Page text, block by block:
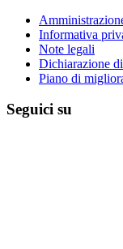
Informativa
Note legali
Dichiarazione
Piano di
Seguici su